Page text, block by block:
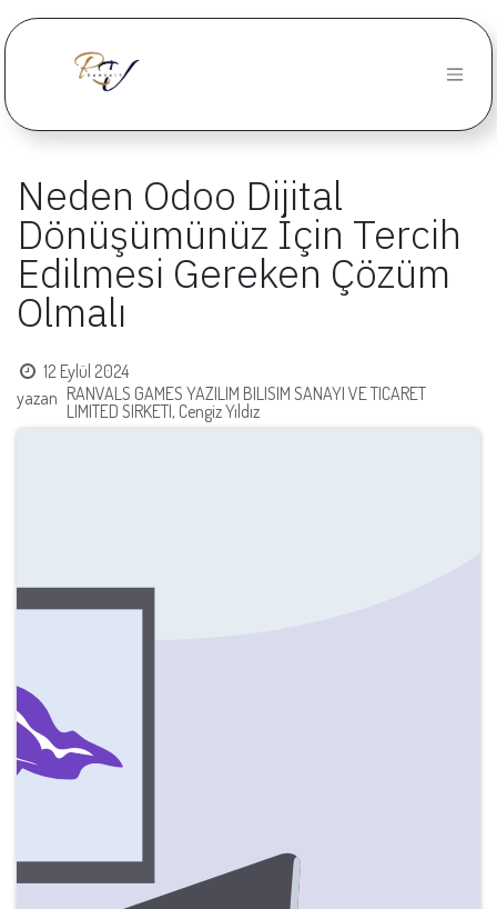
İçereği Atla
Neden Odoo Dijital
Dönüşümünüz İçin Tercih
Edilmesi Gereken Çözüm
Olmalı
12 Eylül 2024
yazan RANVALS GAMES YAZILIM BILISIM SANAYI VE TICARET
LIMITED SIRKETI, Cengiz Yıldız